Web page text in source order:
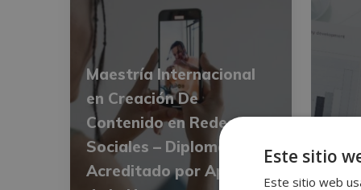
Maestría Internacional
en Creación De
Contenido en Redes
Sociales – Diploma
Acreditado por Apostilla
Este sitio
Este sitio web